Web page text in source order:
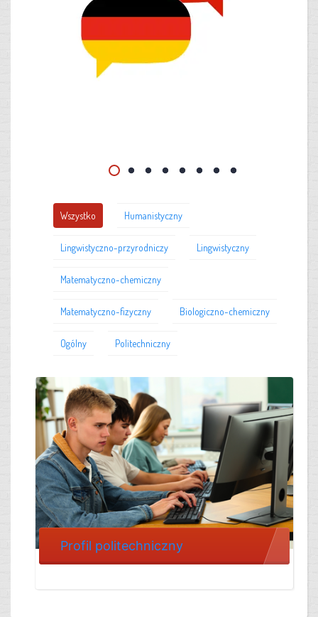
Wszystko Humanistyczny
Lingwistyczno-przyrodniczy Lingwistyczny
Matematyczno-chemiczny
Matematyczno-fizyczny Biologiczno-chemiczny
Ogólny Politechniczny
Profil politechniczny